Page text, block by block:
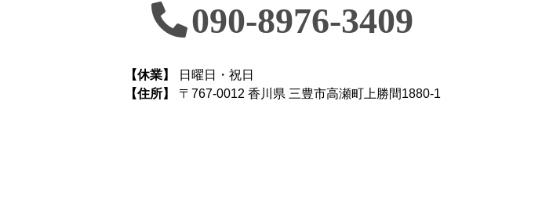
090-8976-3409
【休業】
日曜日・祝日
【住所】
〒767-0012 香川県 三豊市高瀬町上勝間1880-1